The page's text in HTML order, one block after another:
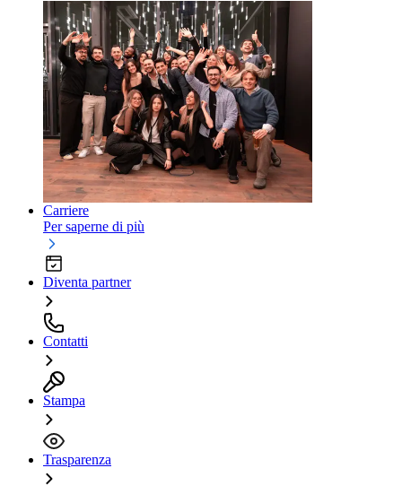
Carriere
Per saperne di più
Diventa partner
Contatti
Stampa
Trasparenza